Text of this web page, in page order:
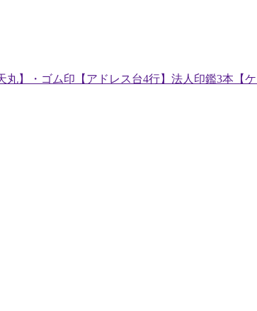
】・ゴム印【アドレス台4行】法人印鑑3本【ケ